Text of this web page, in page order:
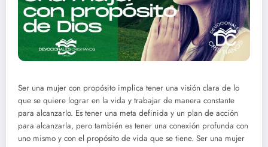
Ser una mujer con propósito implica tener una visión clara de lo
que se quiere lograr en la vida y trabajar de manera constante
para alcanzarlo. Es tener una meta definida y un plan de acción
para alcanzarla, pero también es tener una conexión profunda con
uno mismo y con el propósito de vida que se tiene. Ser una mujer